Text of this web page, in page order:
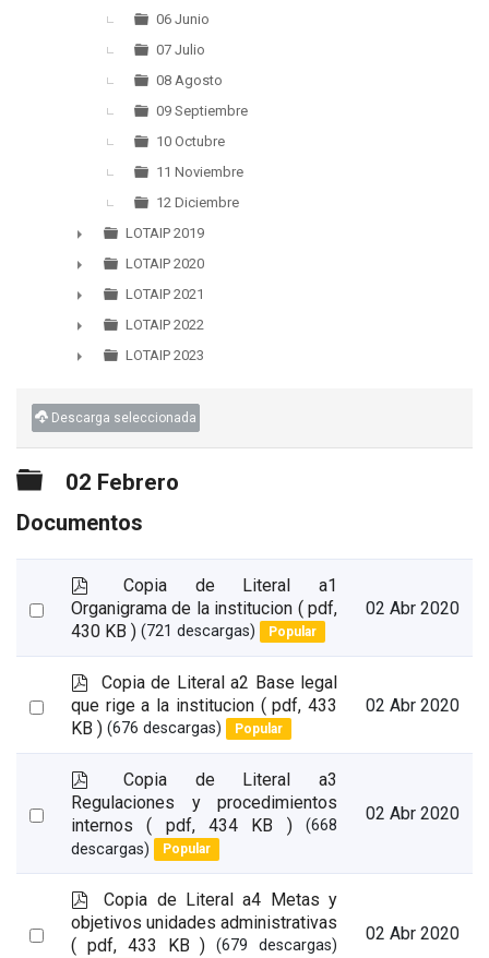
06 Junio
07 Julio
08 Agosto
09 Septiembre
10 Octubre
11 Noviembre
12 Diciembre
►
LOTAIP 2019
►
LOTAIP 2020
►
LOTAIP 2021
►
LOTAIP 2022
LOTAIP 2023
Descarga seleccionada
Carpeta
02 Febrero
Documentos
Select
p
d
f
Copia de Literal a1
Organigrama de la institucion ( pdf,
430 KB ) (721 descargas) Popular
02 Abr 2020
Select
p
d
f
Copia de Literal a2 Base legal
que rige a la institucion ( pdf, 433
KB ) (676 descargas) Popular
02 Abr 2020
Select
item
p
d
f
Copia de Literal a3
Regulaciones y procedimientos
internos
( pdf, 434 KB )
(668
descargas)
Popular
02 Abr 2020
Select
p
d
f
Copia de Literal a4 Metas y
objetivos unidades administrativas
( pdf, 433 KB ) (679 descargas)
02 Abr 2020